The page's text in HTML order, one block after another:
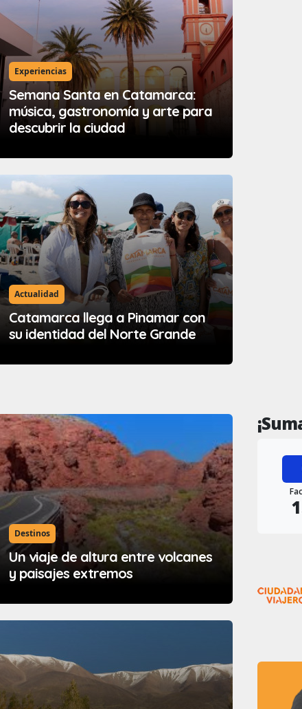
Experiencias
Semana Santa en Catamarca:
música, gastronomía y arte para
descubrir la ciudad
Actualidad
Catamarca llega a Pinamar con
su identidad del Norte Grande